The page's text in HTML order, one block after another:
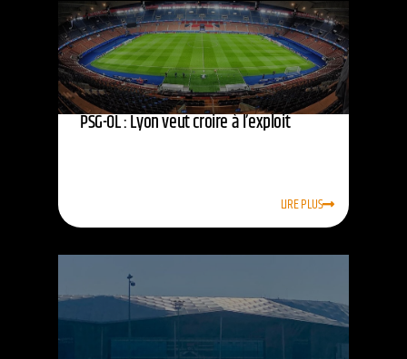
PSG-OL : Lyon veut croire à l’exploit
LIRE PLUS